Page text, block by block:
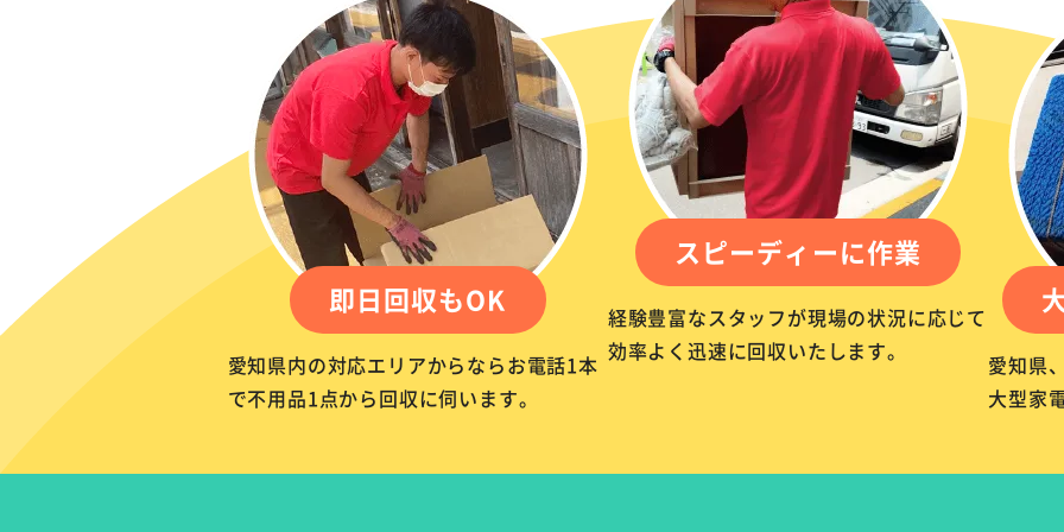
即日回収もOK
愛知県内の対応エリアからならお電話1本
で不用品1点から回収に伺います。
スピーディーに作業
経験豊富なスタッフが現場の状況に応じて
効率よく迅速に回収いたします。
愛知県
大型家